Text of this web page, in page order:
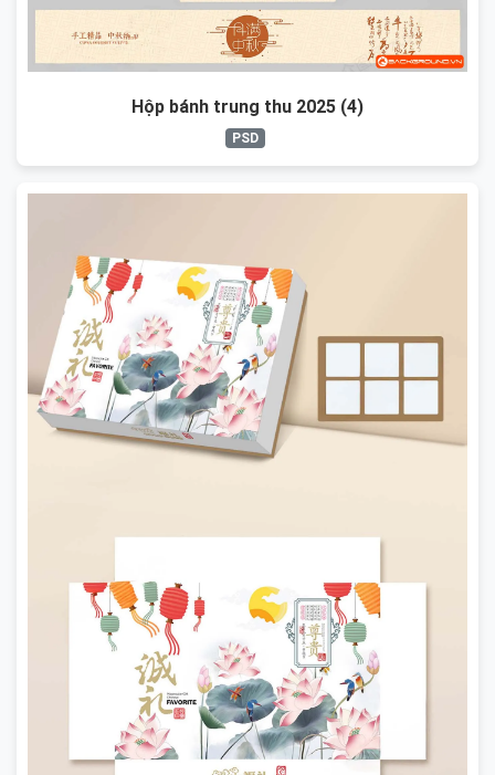
Hộp bánh trung thu 2025 (4)
PSD